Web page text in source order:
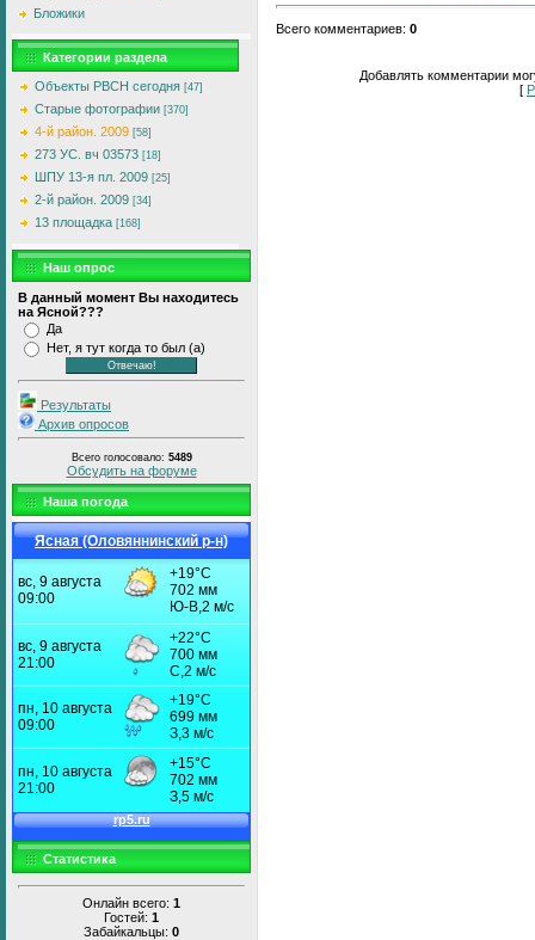
Бложики
Категории раздела
Объекты РВСН сегодня [47]
Старые фотографии [370]
4-й район. 2009 [58]
273 УС. вч 03573 [18]
ШПУ 13-я пл. 2009 [25]
2-й район. 2009 [34]
13 площадка [168]
Наш опрос
В данный момент Вы находитесь
на Ясной???
Да
Нет, я тут когда то был (а)
Результаты
Архив опросов
Всего голосовало: 5489
Обсудить на форуме
Наша погода
Ясная (Оловяннинский р-н)
Статистика
Онлайн всего: 1
Гостей: 1
Забайкальцы: 0
Всего комментариев: 0
Добавлять комментарии
[